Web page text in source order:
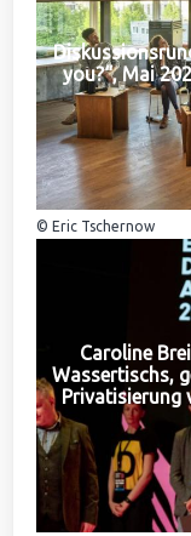
you?“, Mai
© Eric Tschernow
Caroline
Wassertischs,
Privatisierung